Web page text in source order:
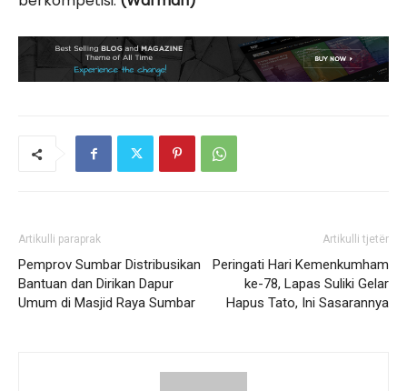
Artikulli paraprak
Pemprov Sumbar Distribusikan
Bantuan dan Dirikan Dapur
Umum di Masjid Raya Sumbar
Artikulli tjetër
Peringati Hari Kemenkumham
ke-78, Lapas Suliki Gelar
Hapus Tato, Ini Sasarannya